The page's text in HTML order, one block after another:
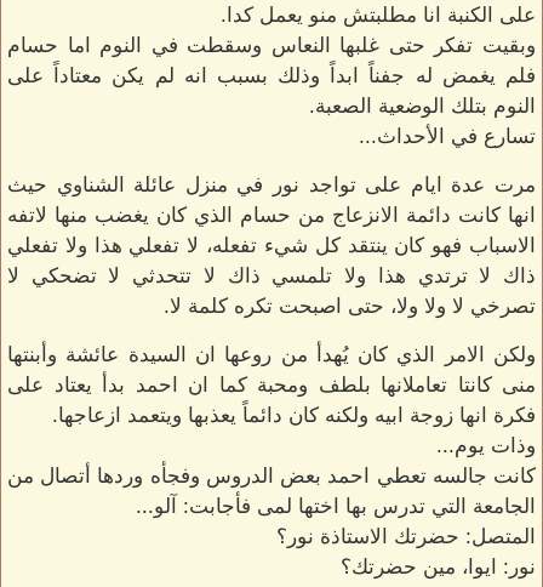
على الكنبة انا مطلبتش منو يعمل كدا.
وبقيت تفكر حتى غلبها النعاس وسقطت في النوم اما حسام
فلم يغمض له جفناً ابداً وذلك بسبب انه لم يكن معتاداً على
النوم بتلك الوضعية الصعبة.
تسارع في الأحداث...
مرت عدة ايام على تواجد نور في منزل عائلة الشناوي حيث
انها كانت دائمة الانزعاج من حسام الذي كان يغضب منها لاتفه
الاسباب فهو كان ينتقد كل شيء تفعله، لا تفعلي هذا ولا تفعلي
ذاك لا ترتدي هذا ولا تلمسي ذاك لا تتحدثي لا تضحكي لا
تصرخي لا ولا ولا، حتى اصبحت تكره كلمة لا.
ولكن الامر الذي كان يُهدأ من روعها ان السيدة عائشة وأبنتها
منى كانتا تعاملانها بلطف ومحبة كما ان احمد بدأ يعتاد على
فكرة انها زوجة ابيه ولكنه كان دائماً يعذبها ويتعمد ازعاجها.
وذات يوم...
كانت جالسه تعطي احمد بعض الدروس وفجأه وردها أتصال من
الجامعة التي تدرس بها اختها لمى فأجابت: آلو...
المتصل: حضرتك الاستاذة نور؟
نور: ايوا، مين حضرتك؟